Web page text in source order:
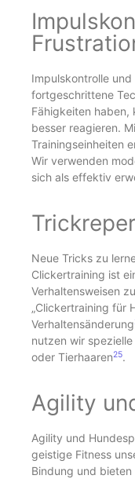
Impulskontrolle
fortgeschrittene
Fähigkeiten haben,
besser reagieren.
Trainingseinheiten
Wir verwenden
sich als effektiv
Neue Tricks zu
Clickertraining ist
Verhaltensweisen
„Clickertraining für
Verhaltensänderung
nutzen wir
oder Tierhaaren25.
Agility
Agility und
geistige Fitness
Bindung und